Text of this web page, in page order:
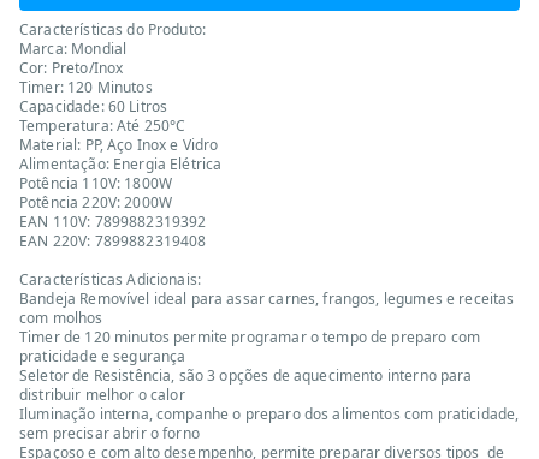
Características do Produto:
Marca: Mondial
Cor: Preto/Inox
Timer: 120 Minutos
Capacidade: 60 Litros
Temperatura: Até 250°C
Material: PP, Aço Inox e Vidro
Alimentação: Energia Elétrica
Potência 110V: 1800W
Potência 220V: 2000W
EAN 110V: 7899882319392
EAN 220V: 7899882319408
Características Adicionais:
Bandeja Removível ideal para assar carnes, frangos, legumes e receitas
com molhos
Timer de 120 minutos permite programar o tempo de preparo com
praticidade e segurança
Seletor de Resistência, são 3 opções de aquecimento interno para
distribuir melhor o calor
Iluminação interna, companhe o preparo dos alimentos com praticidade,
sem precisar abrir o forno
Espaçoso e com alto desempenho, permite preparar diversos tipos de